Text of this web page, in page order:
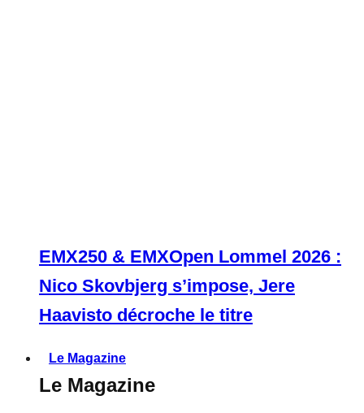
EMX250 & EMXOpen Lommel 2026 :
Nico Skovbjerg s’impose, Jere
Haavisto décroche le titre
Le Magazine
Le Magazine